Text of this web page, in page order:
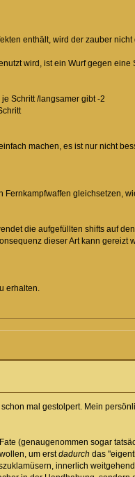
enthält, wird der zauber nicht
wird, ist ein Wurf gegen
Schritt /langsamer gibt -2
machen, es ist nur nicht
gleichsetzen,
die aufgefüllten shifts auf
dieser Art kann
erhalten.
mal gestolpert. Mein
(genaugenommen sogar
um erstdadurch das
innerlich